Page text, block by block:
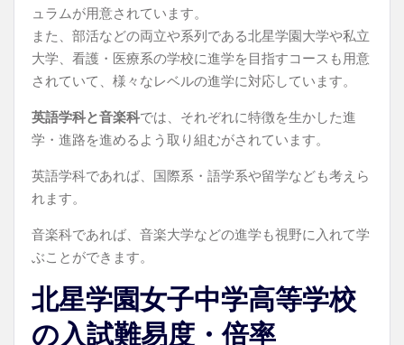
ュラムが用意されています。
また、部活などの両立や系列である北星学園大学や私立
大学、看護・医療系の学校に進学を目指すコースも用意
されていて、様々なレベルの進学に対応しています。
英語学科と音楽科では、それぞれに特徴を生かした進
学・進路を進めるよう取り組むがされています。
英語学科であれば、国際系・語学系や留学なども考えら
れます。
音楽科であれば、音楽大学などの進学も視野に入れて学
ぶことができます。
北星学園女子中学高等学校
の入試難易度・倍率